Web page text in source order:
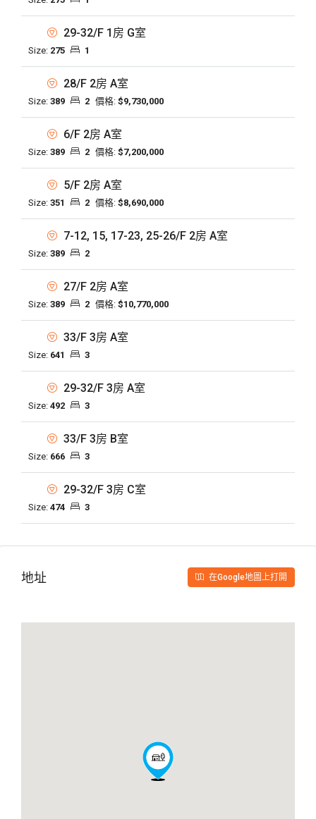
29-32/F 1房 G室
Size: 275 1
28/F 2房 A室
Size: 389 2 價格: $9,730,000
6/F 2房 A室
Size: 389 2 價格: $7,200,000
5/F 2房 A室
Size: 351 2 價格: $8,690,000
7-12, 15, 17-23, 25-26/F 2房 A室
Size: 389 2
27/F 2房 A室
Size: 389 2 價格: $10,770,000
33/F 3房 A室
Size: 641 3
29-32/F 3房 A室
Size: 492 3
33/F 3房 B室
Size: 666 3
29-32/F 3房 C室
Size: 474 3
地址 在Google地圖上打開